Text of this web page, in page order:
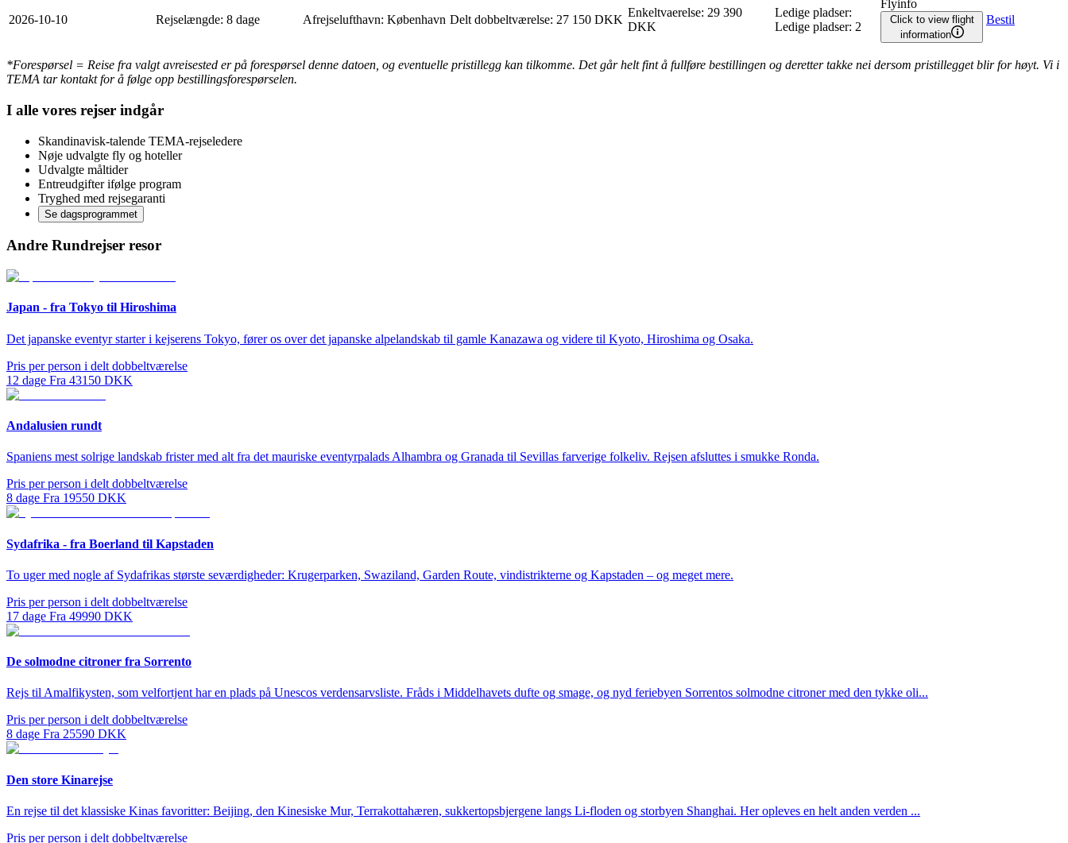
2026-10-10 Rejselængde: 8 dage Afrejselufthavn: København Delt dobbeltværelse: 27 150 DKK
Enkeltvaerelse: 29 390
DKK
Ledige pladser:
Ledige pladser: 2
Flyinfo
Click to view flight
information
Bestil
*Forespørsel = Reise fra valgt avreisested er på forespørsel denne datoen, og eventuelle pristillegg kan tilkomme. Det går helt fint å fullføre bestillingen og deretter takke nei dersom pristillegget blir for høyt. Vi i
TEMA tar kontakt for å følge opp bestillingsforespørselen.
I alle vores rejser indgår
Skandinavisk-talende TEMA-rejseledere
Nøje udvalgte fly og hoteller
Udvalgte måltider
Entreudgifter ifølge program
Tryghed med rejsegaranti
Se dagsprogrammet
Andre Rundrejser resor
Japan - fra Tokyo til Hiroshima
Det japanske eventyr starter i kejserens Tokyo, fører os over det japanske alpelandskab til gamle Kanazawa og videre til Kyoto, Hiroshima og Osaka.
Pris per person i delt dobbeltværelse
12 dage Fra 43150 DKK
Andalusien rundt
Spaniens mest solrige landskab frister med alt fra det mauriske eventyrpalads Alhambra og Granada til Sevillas farverige folkeliv. Rejsen afsluttes i smukke Ronda.
Pris per person i delt dobbeltværelse
8 dage Fra 19550 DKK
Sydafrika - fra Boerland til Kapstaden
To uger med nogle af Sydafrikas største seværdigheder: Krugerparken, Swaziland, Garden Route, vindistrikterne og Kapstaden – og meget mere.
Pris per person i delt dobbeltværelse
17 dage Fra 49990 DKK
De solmodne citroner fra Sorrento
Rejs til Amalfikysten, som velfortjent har en plads på Unescos verdensarvsliste. Fråds i Middelhavets dufte og smage, og nyd feriebyen Sorrentos solmodne citroner med den tykke oli...
Pris per person i delt dobbeltværelse
8 dage Fra 25590 DKK
Den store Kinarejse
En rejse til det klassiske Kinas favoritter: Beijing, den Kinesiske Mur, Terrakottahæren, sukkertopsbjergene langs Li-floden og storbyen Shanghai. Her opleves en helt anden verden ...
Pris per person i delt dobbeltværelse